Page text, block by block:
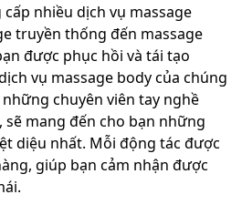
nhiều dịch vụ massage
truyền thống đến massage
được phục hồi và tái tạo
vụ massage body của chúng
chuyên viên tay nghề
mang đến cho bạn những
diệu nhất. Mỗi động tác được
giúp bạn cảm nhận được